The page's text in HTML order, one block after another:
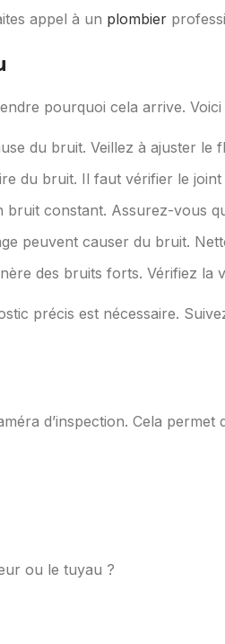
appel à un plombier
pourquoi cela arrive.
du bruit. Veillez à ajuster
du bruit. Il faut vérifier le
bruit constant. Assurez-vous
peuvent causer du bruit.
des bruits forts. Vérifiez la
précis est nécessaire.
d’inspection. Cela
ou le tuyau ?